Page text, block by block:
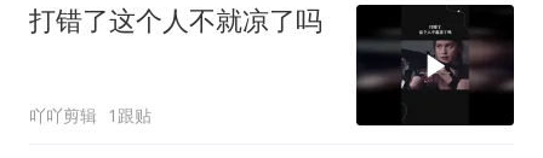
打错了这个人不就凉了吗
吖吖剪辑 1跟贴